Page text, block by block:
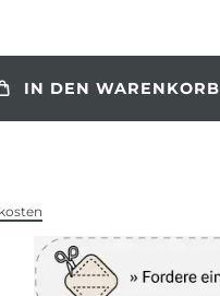
IN DEN WARENKORB